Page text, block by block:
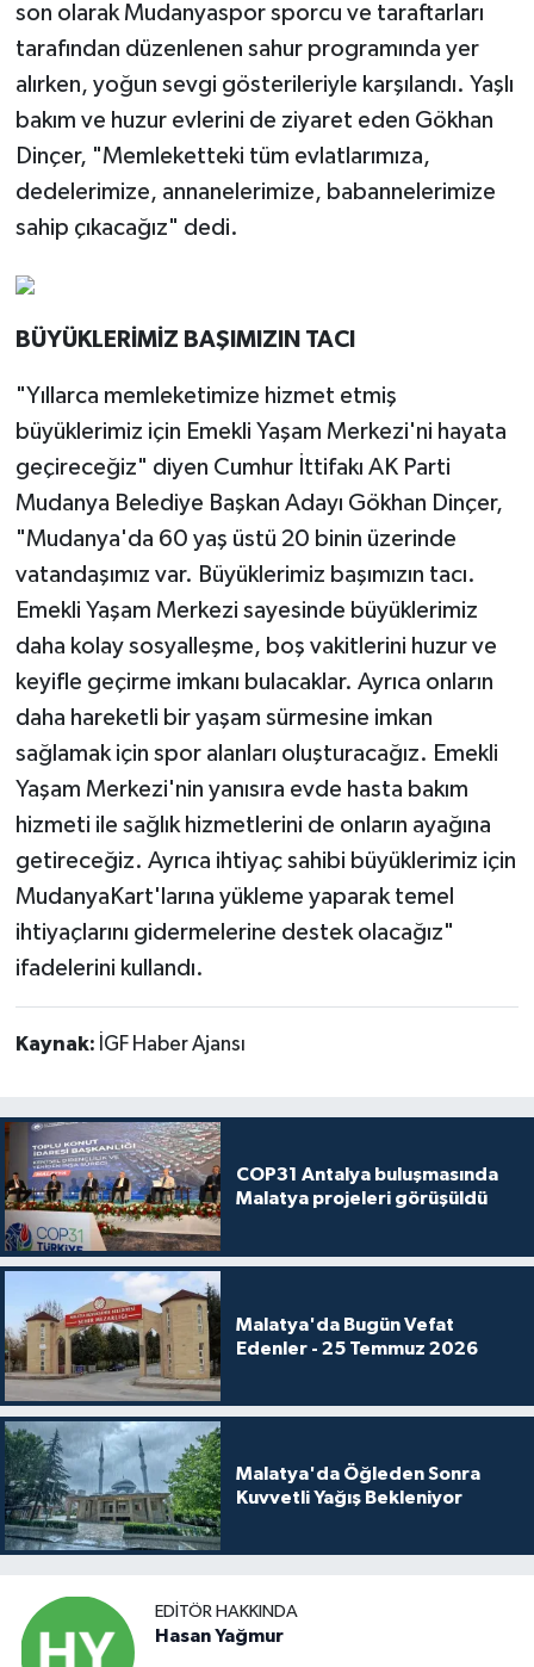
son olarak Mudanyaspor sporcu ve taraftarları
tarafından düzenlenen sahur programında yer
alırken, yoğun sevgi gösterileriyle karşılandı. Yaşlı
bakım ve huzur evlerini de ziyaret eden Gökhan
Dinçer, "Memleketteki tüm evlatlarımıza,
dedelerimize, annanelerimize, babannelerimize
sahip çıkacağız" dedi.
BÜYÜKLERİMİZ BAŞIMIZIN TACI
"Yıllarca memleketimize hizmet etmiş
büyüklerimiz için Emekli Yaşam Merkezi'ni hayata
geçireceğiz" diyen Cumhur İttifakı AK Parti
Mudanya Belediye Başkan Adayı Gökhan Dinçer,
"Mudanya'da 60 yaş üstü 20 binin üzerinde
vatandaşımız var. Büyüklerimiz başımızın tacı.
Emekli Yaşam Merkezi sayesinde büyüklerimiz
daha kolay sosyalleşme, boş vakitlerini huzur ve
keyifle geçirme imkanı bulacaklar. Ayrıca onların
daha hareketli bir yaşam sürmesine imkan
sağlamak için spor alanları oluşturacağız. Emekli
Yaşam Merkezi'nin yanısıra evde hasta bakım
hizmeti ile sağlık hizmetlerini de onların ayağına
getireceğiz. Ayrıca ihtiyaç sahibi büyüklerimiz için
MudanyaKart'larına yükleme yaparak temel
ihtiyaçlarını gidermelerine destek olacağız"
ifadelerini kullandı.
Kaynak: İGF Haber Ajansı
COP31 Antalya buluşmasında
Malatya projeleri görüşüldü
Malatya'da Bugün Vefat
Edenler - 25 Temmuz 2026
Malatya'da Öğleden Sonra
Kuvvetli Yağış Bekleniyor
EDITÖR HAKKINDA
Hasan Yağmur